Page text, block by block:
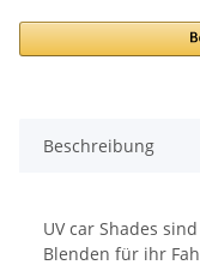
Beschreibung
UV car Shades
Blenden für ihr